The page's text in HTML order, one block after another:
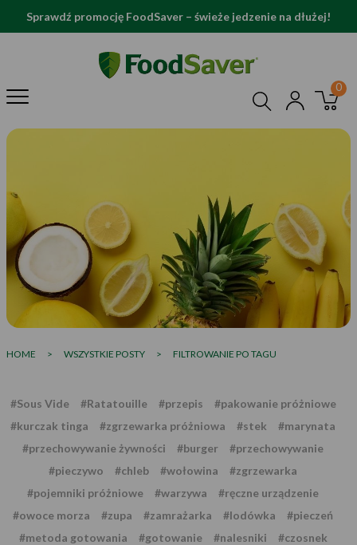
Sprawdź promocję FoodSaver – świeże jedzenie na dłużej!
HOME > WSZYSTKIE POSTY > FILTROWANIE PO TAGU
#Sous Vide #Ratatouille #przepis
#pakowanie próżniowe
#kurczak tinga
#zgrzewarka próżniowa #stek
#marynata
#przechowywanie żywności
#burger
#przechowywanie
#pieczywo
#chleb #wołowina
#zgrzewarka
#pojemniki próżniowe
#warzywa
#ręczne urządzenie
#owoce morza
#zupa #zamrażarka #lodówka
#pieczeń
#metoda gotowania
#gotowanie #nalesniki
#czosnek